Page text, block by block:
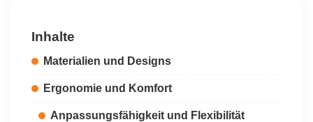
Inhalte
Materialien und Designs
Ergonomie und Komfort
Anpassungsfähigkeit und Flexibilität